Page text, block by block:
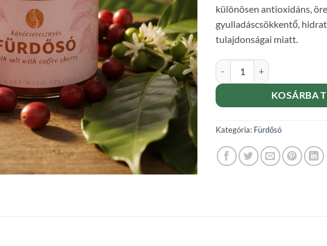
különösen antioxidáns,
gyulladáscsökkentő,
tulajdonságai miatt.
Beauté du café –
KOSÁRBA
Kategória: Fürdősó